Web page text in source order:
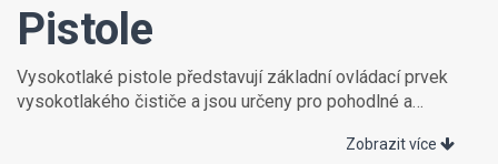
Pistole
Vysokotlaké pistole představují základní ovládací prvek
vysokotlakého čističe a jsou určeny pro pohodlné a
výběr pistolí s různým typem připojení – se závitovým
Zobrazit více